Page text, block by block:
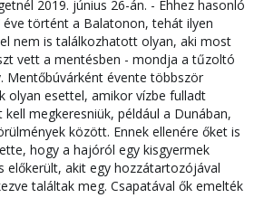
2019. június 26-án. - Ehhez hasonló
éve történt a Balatonon, tehát ilyen
nem is találkozhatott olyan, aki most
vett a mentésben - mondja a tűzoltó
Mentőbúvárként évente többször
olyan esettel, amikor vízbe fulladt
kell megkeresniük, például a Dunában,
között. Ennek ellenére őket is
hogy a hajóról egy kisgyermek
előkerült, akit egy hozzátartozójával
találtak meg. Csapatával ők emelték